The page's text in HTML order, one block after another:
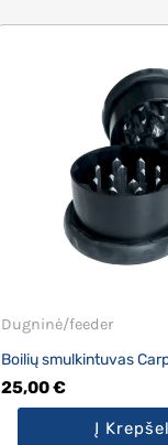
Dugninė/feeder
Boilių smulkintuvas
25,00€
Į